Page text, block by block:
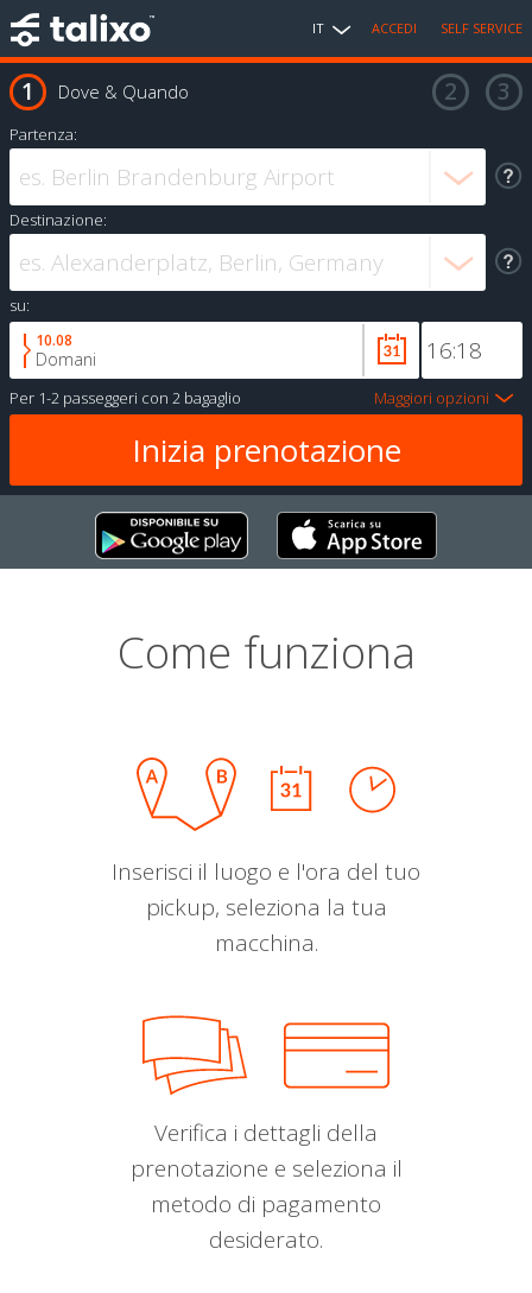
IT ACCEDI SELF SERVICE
Dove & Quando
Partenza:
Destinazione:
su:
10.08
Domani
Per 1-2 passeggeri con 2 bagaglio Maggiori opzioni
Come funziona
Inserisci il luogo e l'ora del tuo
pickup, seleziona la tua
macchina.
Verifica i dettagli della
prenotazione e seleziona il
metodo di pagamento
desiderato.